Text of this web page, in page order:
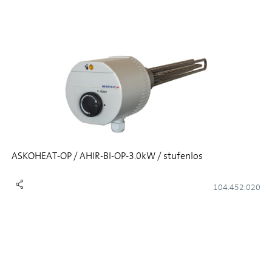
ASKOHEAT-OP / AHIR-BI-OP-3.0kW / stufenlos
104.452.020